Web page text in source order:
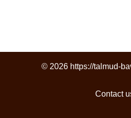
© 2026 https://talmud-
Contact